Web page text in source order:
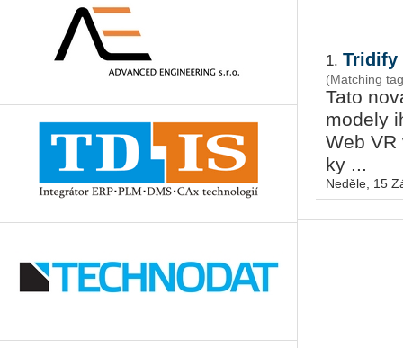
1. Tridify
(Matching
Tato
mo­de­ly
Web
ky ...
Neděle, 15